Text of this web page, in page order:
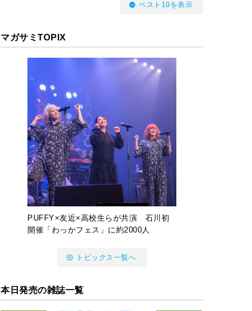
ベスト10を表示
マガサミTOPIX
PUFFY×友近×高校生らが共演 石川初
開催「わっかフェス」に約2000人
トピックス一覧へ
本日発売の雑誌一覧